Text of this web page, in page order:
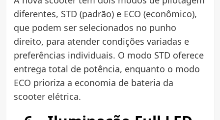
diferentes, STD (padrão) e ECO (econômico),
que podem ser selecionados no punho
direito, para atender condições variadas e
preferências individuais. O modo STD oferece
entrega total de potência, enquanto o modo
ECO prioriza a economia de bateria da
scooter elétrica.